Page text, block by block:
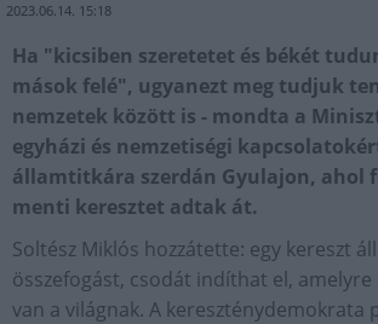
2023.06.14. 15:18
Ha "kicsiben szeretetet és békét
mások felé", ugyanezt meg tudjuk
nemzetek között is - mondta a
egyházi és nemzetiségi
államtitkára szerdán Gyulajon,
menti keresztet adtak át.
Soltész Miklós hozzátette: egy kereszt
összefogást, csodát indíthat el, amelyre
van a világnak. A kereszténydemokrata